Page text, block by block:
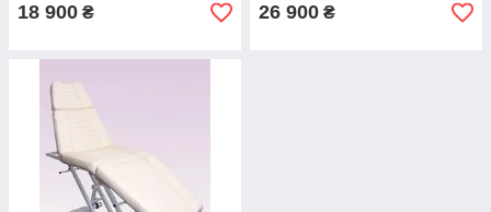
18 900 ₴ 26 900 ₴